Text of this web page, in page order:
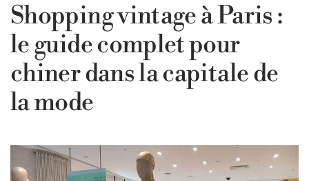
Shopping vintage à Paris :
le guide complet pour
chiner dans la capitale de
la mode